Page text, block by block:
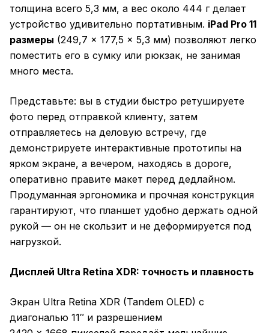
толщина всего 5,3 мм, а вес около 444 г делает
устройство удивительно портативным. iPad Pro 11
размеры (249,7 × 177,5 × 5,3 мм) позволяют легко
поместить его в сумку или рюкзак, не занимая
много места.
Представьте: вы в студии быстро ретушируете
фото перед отправкой клиенту, затем
отправляетесь на деловую встречу, где
демонстрируете интерактивные прототипы на
ярком экране, а вечером, находясь в дороге,
оперативно правите макет перед дедлайном.
Продуманная эргономика и прочная конструкция
гарантируют, что планшет удобно держать одной
рукой — он не скользит и не деформируется под
нагрузкой.
Дисплей Ultra Retina XDR: точность и плавность
Экран Ultra Retina XDR (Tandem OLED) с
диагональю 11″ и разрешением